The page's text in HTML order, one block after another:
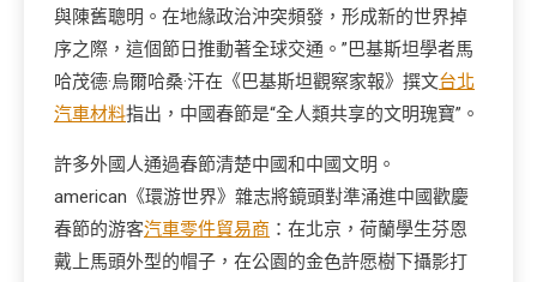
與陳舊聰明。在地緣政治沖突頻發，形成新的世界掉
序之際，這個節日推動著全球交通。”巴基斯坦學者馬
哈茂德·烏爾哈桑·汗在《巴基斯坦觀察家報》撰文台北
汽車材料指出，中國春節是“全人類共享的文明瑰寶”。
許多外國人通過春節清楚中國和中國文明。
american《環游世界》雜志將鏡頭對準涌進中國歡慶
春節的游客汽車零件貿易商 ：在北京，荷蘭學生芬恩
戴上馬頭外型的帽子，在公園的金色許愿樹下攝影打